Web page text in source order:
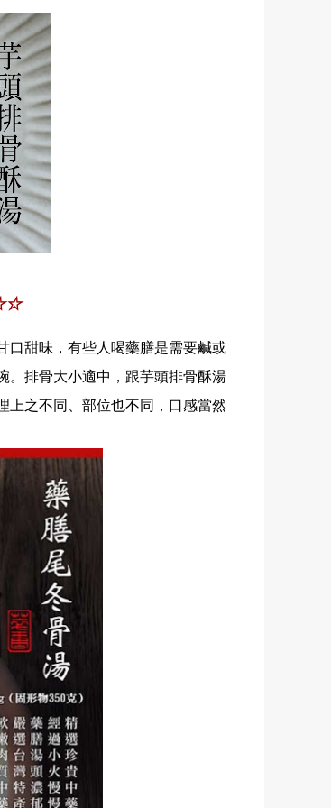
口甜味，有些人喝藥膳是需要鹹或
。排骨大小適中，跟芋頭排骨酥湯
上之不同、部位也不同，口感當然